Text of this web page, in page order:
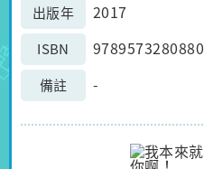
出版年 2017
ISBN 9789573280880
備註 -